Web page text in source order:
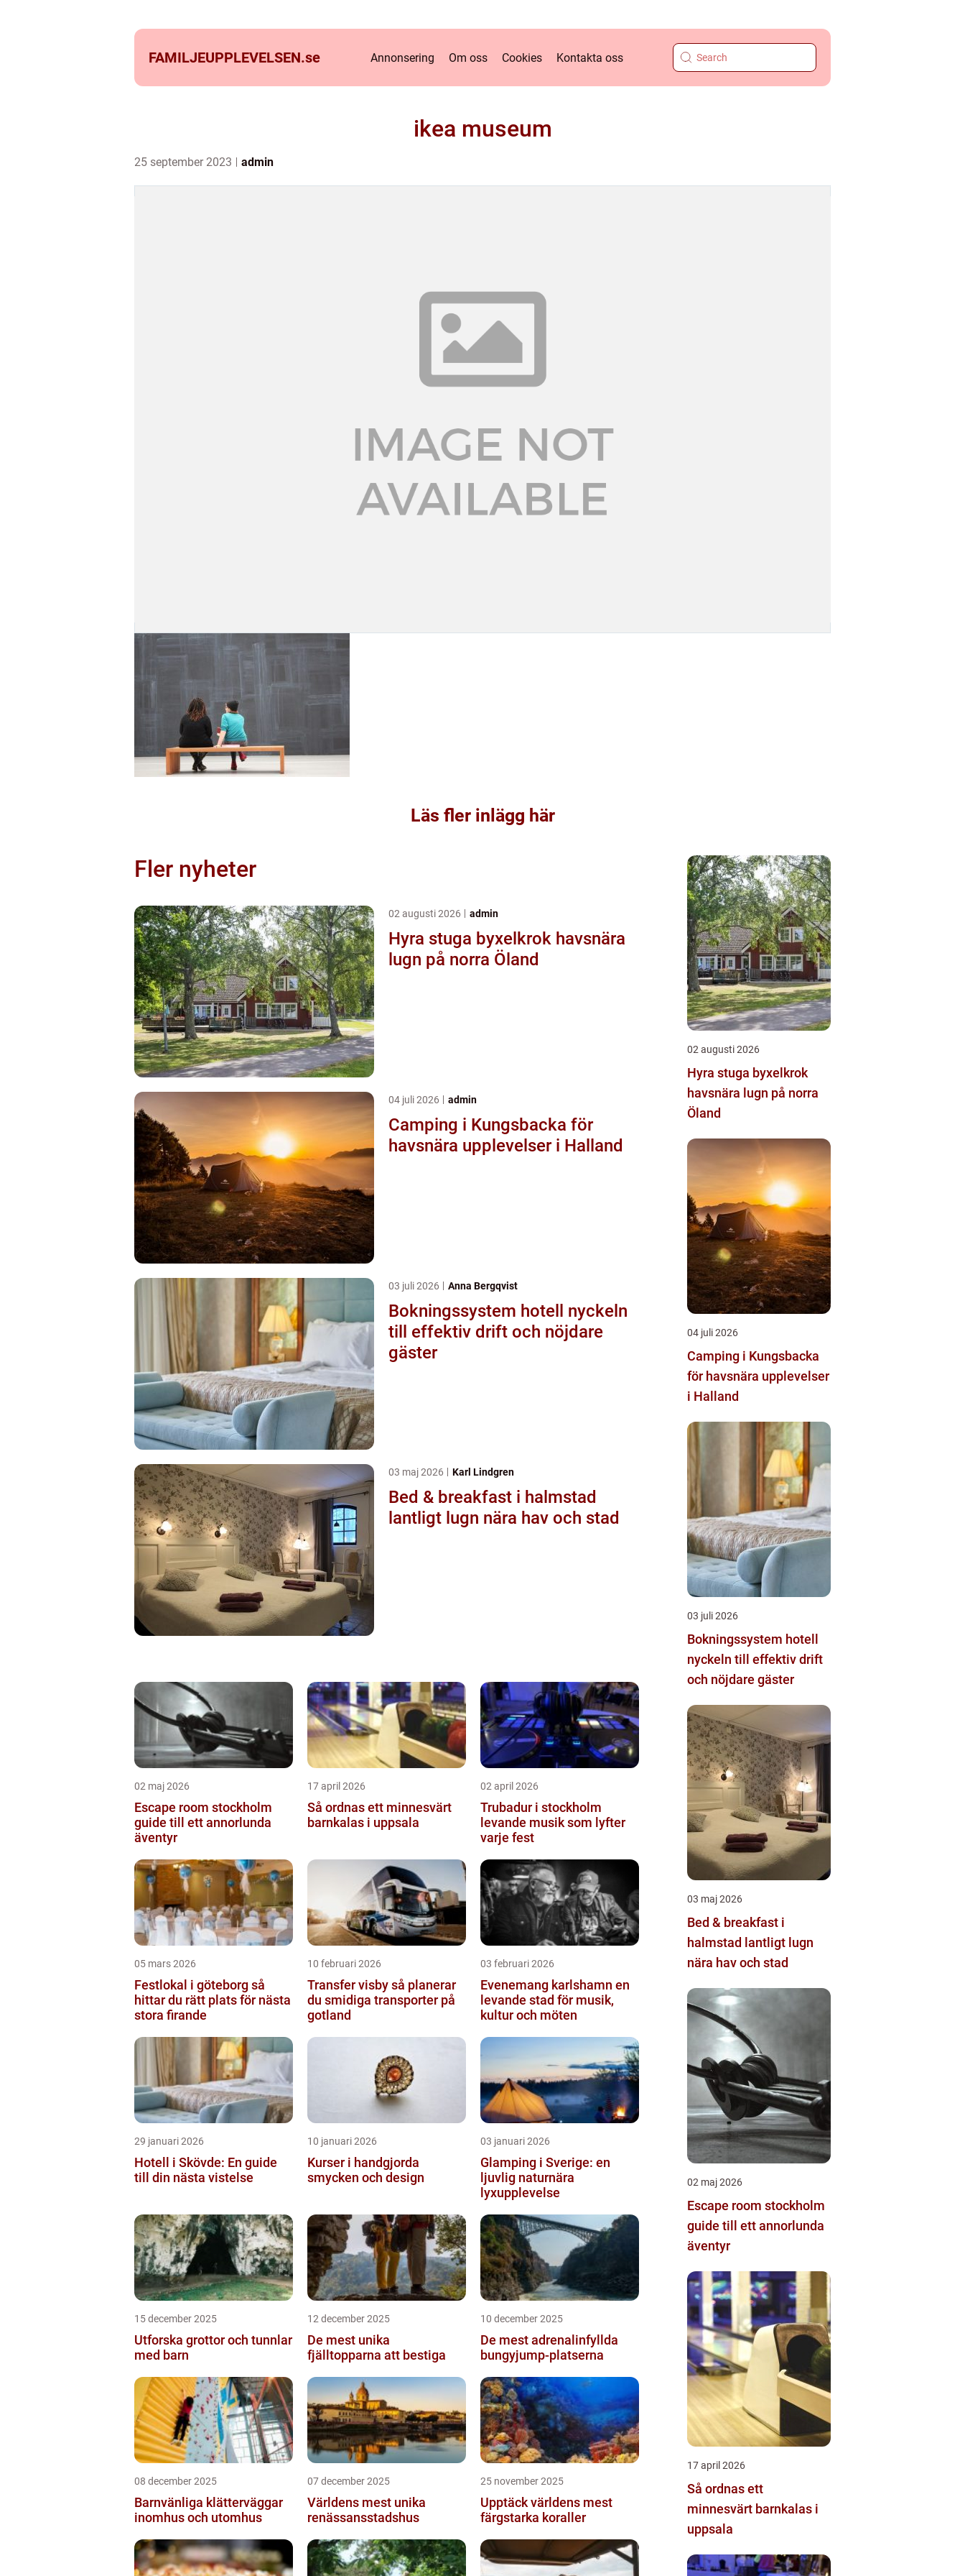
FAMILJEUPPLEVELSEN.se Annonsering Om oss Cookies Kontakta oss
ikea museum
25 september 2023 admin
Läs fler inlägg här
Fler nyheter
02 augusti 2026 admin
Hyra stuga byxelkrok havsnära
lugn på norra Öland
04 juli 2026 admin
Camping i Kungsbacka för
havsnära upplevelser i Halland
03 juli 2026 Anna Bergqvist
Bokningssystem hotell nyckeln
till effektiv drift och nöjdare
gäster
03 maj 2026 Karl Lindgren
Bed & breakfast i halmstad
lantligt lugn nära hav och stad
02 maj 2026
Escape room stockholm
guide till ett annorlunda
äventyr
17 april 2026
Så ordnas ett minnesvärt
barnkalas i uppsala
02 april 2026
Trubadur i stockholm
levande musik som lyfter
varje fest
05 mars 2026
Festlokal i göteborg så
hittar du rätt plats för nästa
stora firande
10 februari 2026
Transfer visby så planerar
du smidiga transporter på
gotland
03 februari 2026
Evenemang karlshamn en
levande stad för musik,
kultur och möten
29 januari 2026
Hotell i Skövde: En guide
till din nästa vistelse
10 januari 2026
Kurser i handgjorda
smycken och design
03 januari 2026
Glamping i Sverige: en
ljuvlig naturnära
lyxupplevelse
15 december 2025
Utforska grottor och tunnlar
med barn
12 december 2025
De mest unika
fjälltopparna att bestiga
10 december 2025
De mest adrenalinfyllda
bungyjump-platserna
08 december 2025
Barnvänliga klätterväggar
inomhus och utomhus
07 december 2025
Världens mest unika
renässansstadshus
25 november 2025
Upptäck världens mest
färgstarka koraller
02 augusti 2026
Hyra stuga byxelkrok
havsnära lugn på norra
Öland
04 juli 2026
Camping i Kungsbacka
för havsnära upplevelser
i Halland
03 juli 2026
Bokningssystem hotell
nyckeln till effektiv drift
och nöjdare gäster
03 maj 2026
Bed & breakfast i
halmstad lantligt lugn
nära hav och stad
02 maj 2026
Escape room stockholm
guide till ett annorlunda
äventyr
17 april 2026
Så ordnas ett
minnesvärt barnkalas i
uppsala